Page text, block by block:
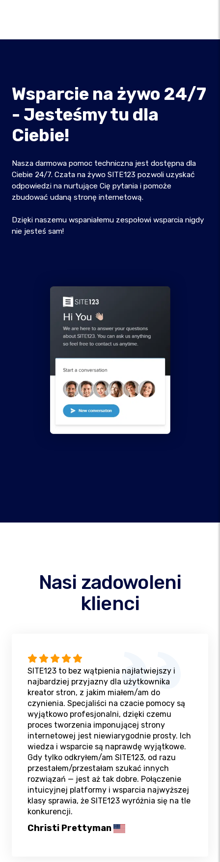
Wsparcie na żywo 24/7
- Jesteśmy tu dla
Ciebie!
Nasza darmowa pomoc techniczna jest dostępna dla
Ciebie 24/7. Czata na żywo SITE123 pozwoli uzyskać
odpowiedzi na nurtujące Cię pytania i pomoże
zbudować udaną stronę internetową.
Dzięki naszemu wspaniałemu zespołowi wsparcia nigdy
nie jesteś sam!
Nasi zadowoleni
klienci
SITE123 to bez wątpienia najłatwiejszy i
najbardziej przyjazny dla użytkownika
kreator stron, z jakim miałem/am do
czynienia. Specjaliści na czacie pomocy są
wyjątkowo profesjonalni, dzięki czemu
proces tworzenia imponującej strony
internetowej jest niewiarygodnie prosty. Ich
wiedza i wsparcie są naprawdę wyjątkowe.
Gdy tylko odkryłem/am SITE123, od razu
przestałem/przestałam szukać innych
rozwiązań — jest aż tak dobre. Połączenie
intuicyjnej platformy i wsparcia najwyższej
klasy sprawia, że SITE123 wyróżnia się na tle
konkurencji.
Christi Prettyman